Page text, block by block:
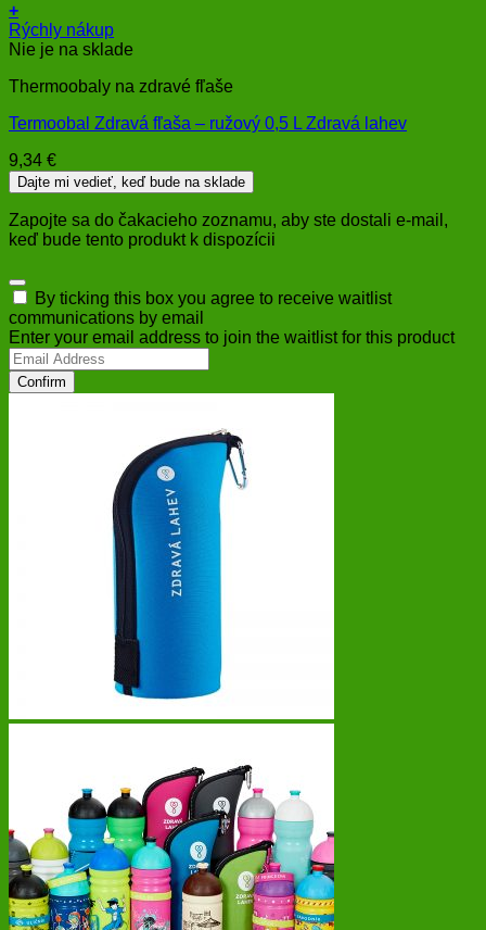
+
Rýchly nákup
Nie je na sklade
Thermoobaly na zdravé fľaše
Termoobal Zdravá fľaša – ružový 0,5 L Zdravá lahev
9,34 €
Dajte mi vedieť, keď bude na sklade
Zapojte sa do čakacieho zoznamu, aby ste dostali e-mail,
keď bude tento produkt k dispozícii
Dismiss
notification
By ticking this box you agree to receive waitlist
communications by email
Enter your email address to join the waitlist for this product
Confirm